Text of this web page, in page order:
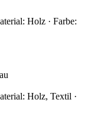
Holz · Farbe:
Holz, Textil ·